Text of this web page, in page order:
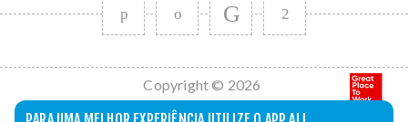
Copyright © 2026
All Nations. Todos